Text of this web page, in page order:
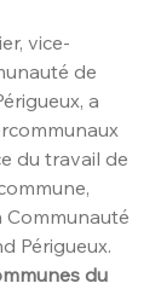
vice-
de
a
du travail de
Communauté
Périgueux.
du